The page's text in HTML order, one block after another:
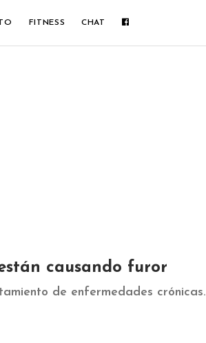
FITNESS CHAT
causando furor
de enfermedades crónicas.